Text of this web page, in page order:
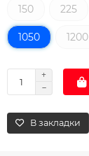
150
225
1050 1200
В закладки